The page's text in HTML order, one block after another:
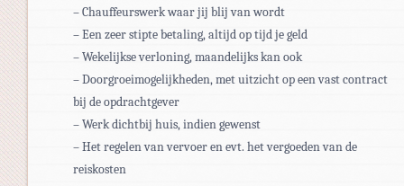
– Chauffeurswerk waar jij blij van wordt
– Een zeer stipte betaling, altijd op tijd je geld
– Wekelijkse verloning, maandelijks kan ook
– Doorgroeimogelijkheden, met uitzicht op een vast contract
bij de opdrachtgever
– Werk dichtbij huis, indien gewenst
– Het regelen van vervoer en evt. het vergoeden van de
reiskosten